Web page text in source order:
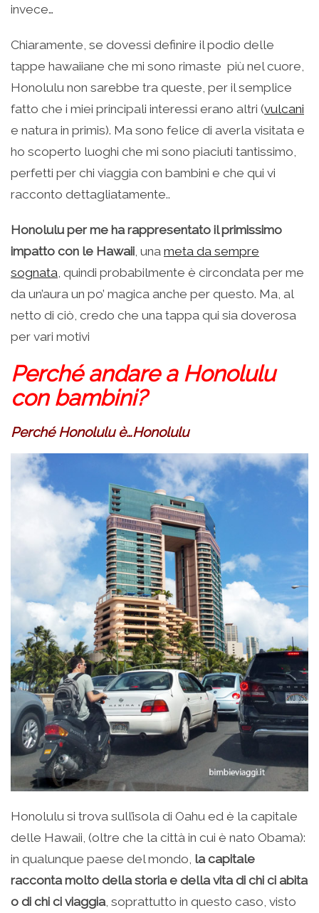
invece…
Chiaramente, se dovessi definire il podio delle
tappe hawaiiane che mi sono rimaste più nel cuore,
Honolulu non sarebbe tra queste, per il semplice
fatto che i miei principali interessi erano altri (vulcani
e natura in primis). Ma sono felice di averla visitata e
ho scoperto luoghi che mi sono piaciuti tantissimo,
perfetti per chi viaggia con bambini e che qui vi
racconto dettagliatamente..
Honolulu per me ha rappresentato il primissimo
impatto con le Hawaii , una meta da sempre
sognata , quindi probabilmente è circondata per me
da un’aura un po’ magica anche per questo. Ma, al
netto di ciò, credo che una tappa qui sia doverosa
per vari motivi
Perché andare a Honolulu
con bambini?
Perché Honolulu è…Honolulu
Honolulu si trova sull’isola di Oahu ed è la capitale
delle Hawaii, (oltre che la città in cui è nato Obama):
in qualunque paese del mondo, la capitale
racconta molto della storia e della vita di chi ci abita
o di chi ci viaggia, soprattutto in questo caso, visto